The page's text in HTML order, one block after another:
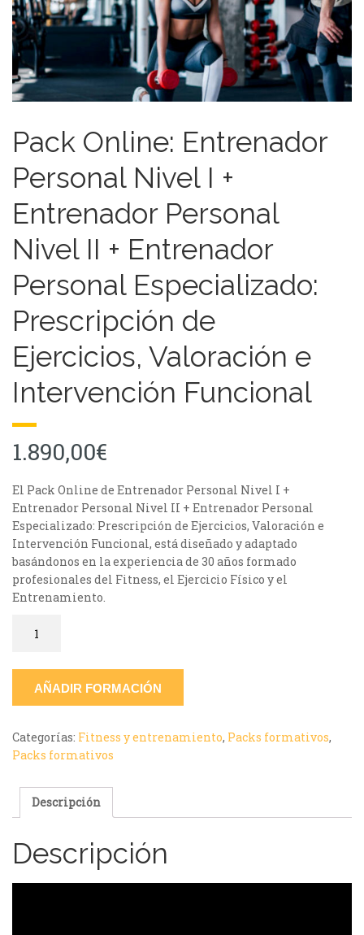
Pack Online: Entrenador
Personal Nivel I +
Entrenador Personal
Nivel II + Entrenador
Personal Especializado:
Prescripción de
Ejercicios, Valoración e
Intervención Funcional
1.890,00€
El Pack Online de Entrenador Personal Nivel I +
Entrenador Personal Nivel II + Entrenador Personal
Especializado: Prescripción de Ejercicios, Valoración e
Intervención Funcional, está diseñado y adaptado
basándonos en la experiencia de 30 años formado
profesionales del Fitness, el Ejercicio Físico y el
Entrenamiento.
Online:
Personal
Nivel
+
Entrenador
Nivel
+
Personal
AÑADIR FORMACIÓN
Categorías: Fitness y entrenamiento, Packs formativos,
Packs formativos
Descripción
Descripción